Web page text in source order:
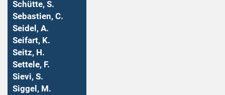
Schütte, S.
Sebastien, C.
Seidel, A.
Seifart, K.
Seitz, H.
Settele, F.
Sievi, S.
Siggel, M.